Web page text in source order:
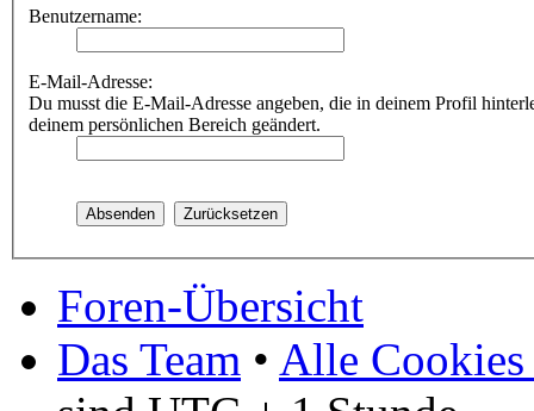
Benutzername:
E-Mail-Adresse:
Du musst die E-Mail-Adresse angeben, die in deinem Profil
deinem persönlichen Bereich geändert.
Foren-Übersicht
Das Team • Alle Cookies